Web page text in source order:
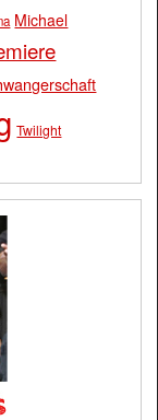
Michael
Twilight